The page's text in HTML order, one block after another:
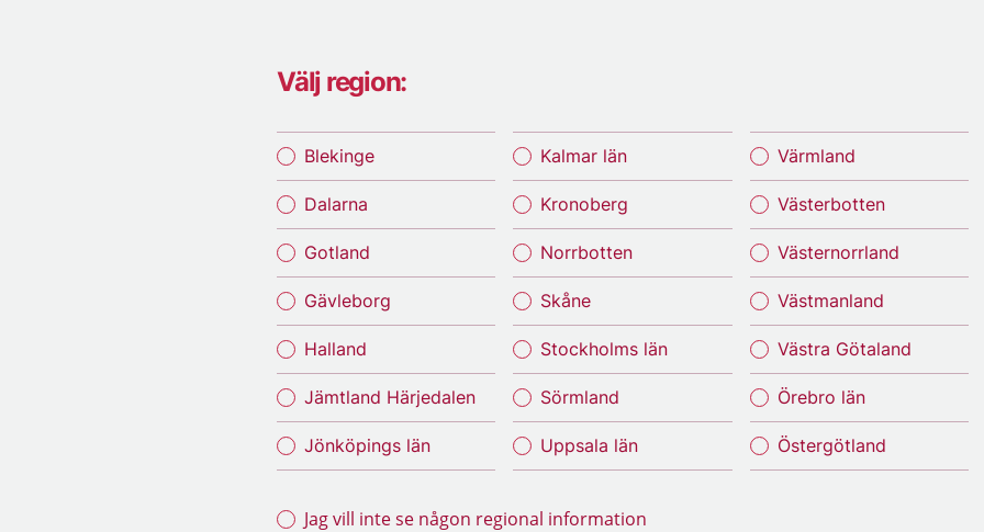
Välj region:
Blekinge
Dalarna
Gotland
Gävleborg
Halland
Jämtland Härjedalen
Jönköpings län
Kalmar län
Kronoberg
Norrbotten
Skåne
Stockholms län
Sörmland
Uppsala län
Värmland
Västerbotten
Västernorrland
Västmanland
Västra Götaland
Örebro län
Östergötland
Jag vill inte se någon regional information